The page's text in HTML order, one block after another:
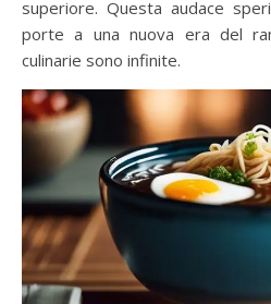
superiore. Questa audace
porte a una nuova era del
culinarie sono infinite.